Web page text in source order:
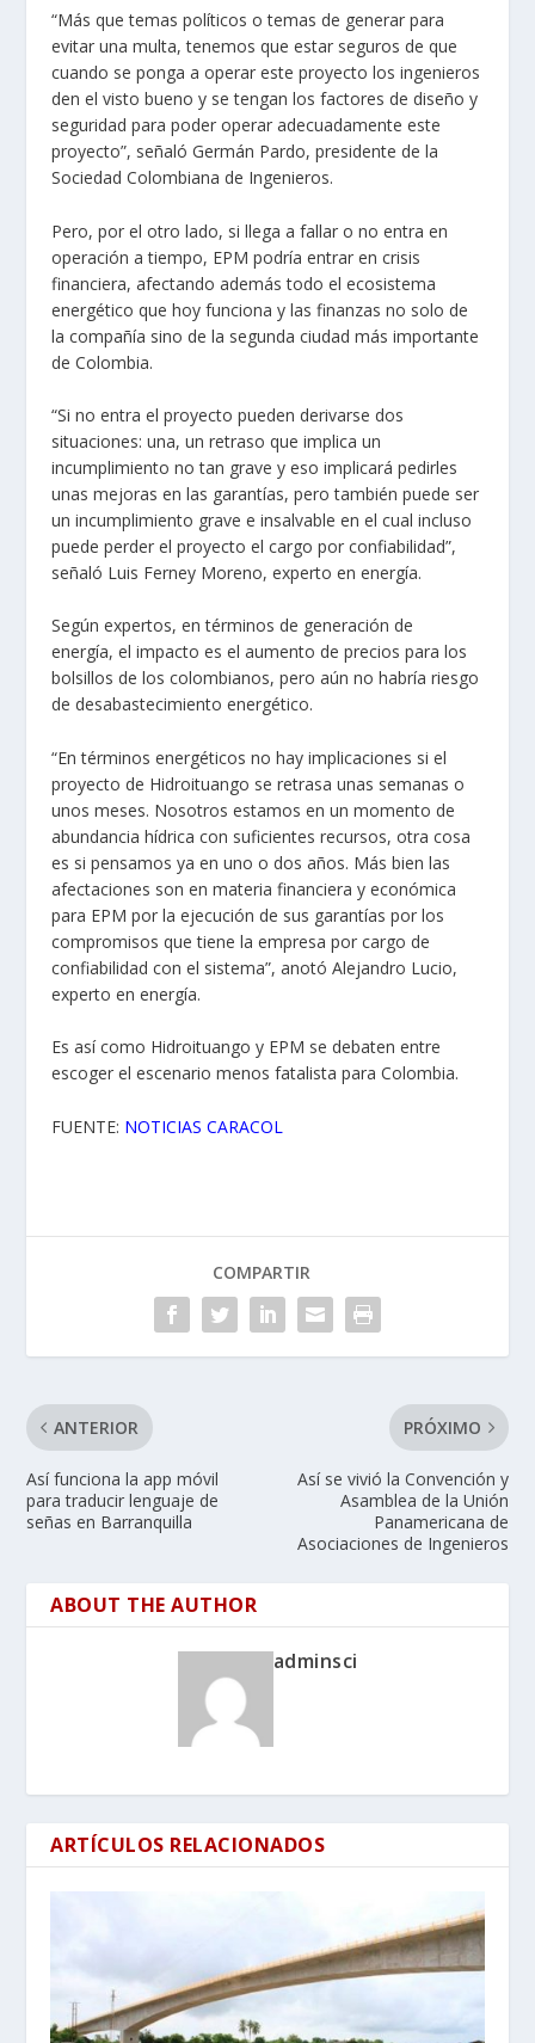
“Más que temas políticos o temas de generar para
evitar una multa, tenemos que estar seguros de que
cuando se ponga a operar este proyecto los ingenieros
den el visto bueno y se tengan los factores de diseño y
seguridad para poder operar adecuadamente este
proyecto”, señaló Germán Pardo, presidente de la
Sociedad Colombiana de Ingenieros.
Pero, por el otro lado, si llega a fallar o no entra en
operación a tiempo, EPM podría entrar en crisis
financiera, afectando además todo el ecosistema
energético que hoy funciona y las finanzas no solo de
la compañía sino de la segunda ciudad más importante
de Colombia.
“Si no entra el proyecto pueden derivarse dos
situaciones: una, un retraso que implica un
incumplimiento no tan grave y eso implicará pedirles
unas mejoras en las garantías, pero también puede ser
un incumplimiento grave e insalvable en el cual incluso
puede perder el proyecto el cargo por confiabilidad”,
señaló Luis Ferney Moreno, experto en energía.
Según expertos, en términos de generación de
energía, el impacto es el aumento de precios para los
bolsillos de los colombianos, pero aún no habría riesgo
de desabastecimiento energético.
“En términos energéticos no hay implicaciones si el
proyecto de Hidroituango se retrasa unas semanas o
unos meses. Nosotros estamos en un momento de
abundancia hídrica con suficientes recursos, otra cosa
es si pensamos ya en uno o dos años. Más bien las
afectaciones son en materia financiera y económica
para EPM por la ejecución de sus garantías por los
compromisos que tiene la empresa por cargo de
confiabilidad con el sistema”, anotó Alejandro Lucio,
experto en energía.
Es así como Hidroituango y EPM se debaten entre
escoger el escenario menos fatalista para Colombia.
FUENTE: NOTICIAS CARACOL
COMPARTIR
ANTERIOR
Así funciona la app móvil
para traducir lenguaje de
señas en Barranquilla
PRÓXIMO
Así se vivió la Convención y
Asamblea de la Unión
Panamericana de
Asociaciones de Ingenieros
ABOUT THE AUTHOR
adminsci
ARTÍCULOS RELACIONADOS